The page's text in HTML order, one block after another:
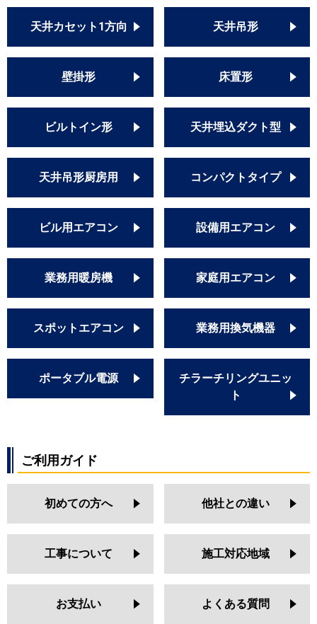
天井カセット1方向 天井吊形
壁掛形 床置形
ビルトイン形 天井埋込ダクト型
天井吊形厨房用 コンパクトタイプ
ビル用エアコン 設備用エアコン
業務用暖房機 家庭用エアコン
スポットエアコン 業務用換気機器
ポータブル電源
チラーチリングユニッ
ト
ご利用ガイド
初めての方へ 他社との違い
工事について 施工対応地域
お支払い よくある質問